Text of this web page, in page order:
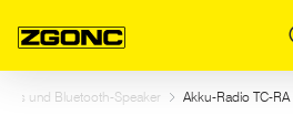
und Bluetooth-Speaker Akku-Radio TC-